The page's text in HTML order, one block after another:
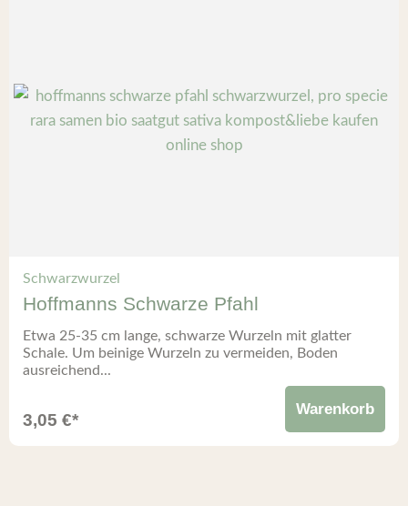
Schwarzwurzel
Hoffmanns Schwarze Pfahl
Etwa 25-35 cm lange, schwarze Wurzeln mit glatter
Schale. Um beinige Wurzeln zu vermeiden, Boden
ausreichend...
3,05 €*
Warenkorb